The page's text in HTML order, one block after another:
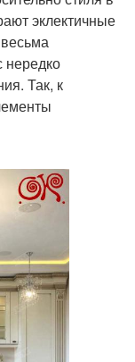
эклектичные
нередко
Так, к